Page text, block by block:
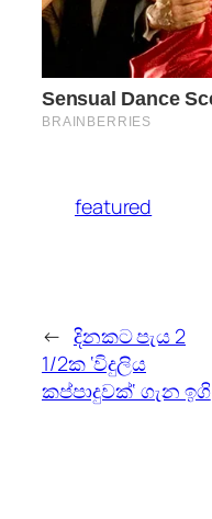
featured
← දිනකට පැය 2
1/2ක ‘විදුලිය
කප්පාදුවක්‘ ගැන ඉගි